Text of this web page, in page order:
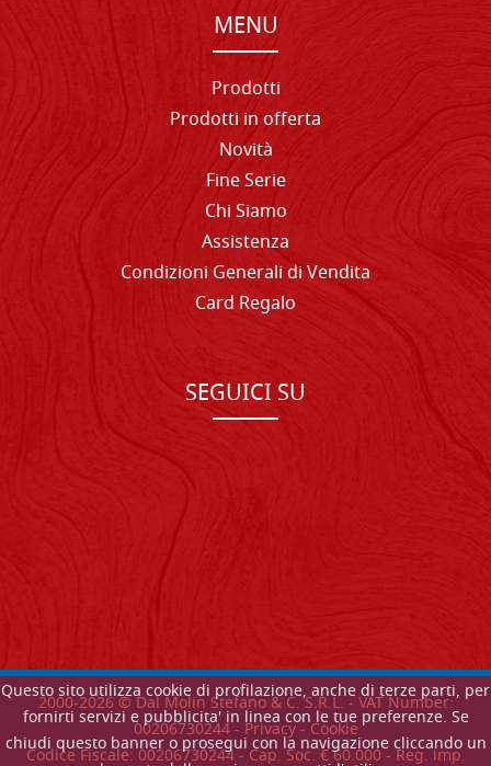
Questo sito utilizza cookie di profilazione, anche di terze parti, per
fornirti servizi e pubblicita' in linea con le tue preferenze. Se
chiudi questo banner o prosegui con la navigazione cliccando un
MENU
Prodotti
Prodotti in offerta
Novità
Fine Serie
Chi Siamo
Assistenza
Condizioni Generali di Vendita
Card Regalo
SEGUICI SU
2000-2026© Dal Molin Stefano & C. S.R.L. - VAT Number:
00206730244 - Privacy-Cookie
Codice Fiscale: 00206730244 - Cap. Soc. € 60.000 - Reg. imp.